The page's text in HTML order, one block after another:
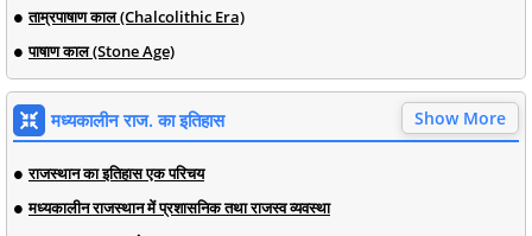
ताम्रपाषाण काल (Chalcolithic Era)
पाषाण काल (Stone Age)
मध्यकालीन राज. का इतिहास Show More
राजस्थान का इतिहास एक परिचय
मध्यकालीन राजस्थान में प्रशासनिक तथा राजस्व व्यवस्था